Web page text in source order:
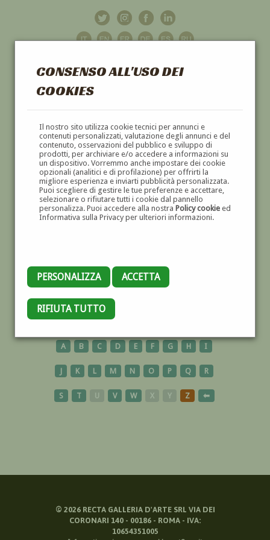
CONSENSO ALL'USO DEI
COOKIES
Il nostro sito utilizza cookie tecnici per annunci e
contenuti personalizzati, valutazione degli annunci e del
contenuto, osservazioni del pubblico e sviluppo di
prodotti, per archiviare e/o accedere a informazioni su
un dispositivo. Vorremmo anche impostare dei cookie
opzionali (analitici e di profilazione) per offrirti la
migliore esperienza e inviarti pubblicità personalizzata.
Puoi scegliere di gestire le tue preferenze e accettare,
selezionare o rifiutare tutti i cookie dal pannello
personalizza. Puoi accedere alla nostra Policy cookieed
Informativa sulla Privacy per ulteriori informazioni.
PERSONALIZZA ACCETTA
RIFIUTA TUTTO
GALLERIAD'ARTE
DIPINTI E SCULTURE '800 E '900
RAVENNA
A B C D E F G H I
J K L M N O P Q R
S T U V W X Y Z ⬅
© 2026RECTA GALLERIA D'ARTE SRL VIA DEI
CORONARI 140 - 00186 - ROMA - IVA:
10654351005